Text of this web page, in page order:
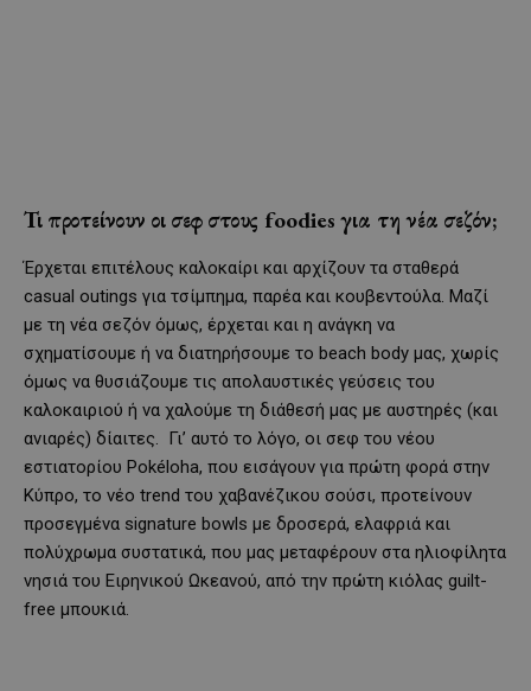
Τι προτείνουν οι σεφ στους foodies για τη νέα σεζόν;
Έρχεται επιτέλους καλοκαίρι και αρχίζουν τα σταθερά
casual outings για τσίμπημα, παρέα και κουβεντούλα. Μαζί
με τη νέα σεζόν όμως, έρχεται και η ανάγκη να
σχηματίσουμε ή να διατηρήσουμε το beach body μας, χωρίς
όμως να θυσιάζουμε τις απολαυστικές γεύσεις του
καλοκαιριού ή να χαλούμε τη διάθεσή μας με αυστηρές (και
ανιαρές) δίαιτες. Γι’ αυτό το λόγο, οι σεφ του νέου
εστιατορίου Pokéloha, που εισάγουν για πρώτη φορά στην
Κύπρο, το νέο trend του χαβανέζικου σούσι, προτείνουν
προσεγμένα signature bowls με δροσερά, ελαφριά και
πολύχρωμα συστατικά, που μας μεταφέρουν στα ηλιοφίλητα
νησιά του Ειρηνικού Ωκεανού, από την πρώτη κιόλας guilt-
free μπουκιά.